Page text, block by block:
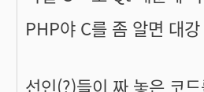
PHP야 C를 좀 알면 대
선인(?)들이 짜 놓은 코